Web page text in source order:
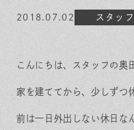
2018.07.02 スタッ
こんにちは、スタッフの奥
家を建ててから、少しずつ
前は一日外出しない休日な
オーダーメイドの住まい
住まいの特性
家づくりの流れ
保証とサポート
施工実績
イベントを探す
気軽に相談会
よくある質問
Topics
イベント
会社概要
スタッフ紹介
採用情報
Contact
お問い合わせ